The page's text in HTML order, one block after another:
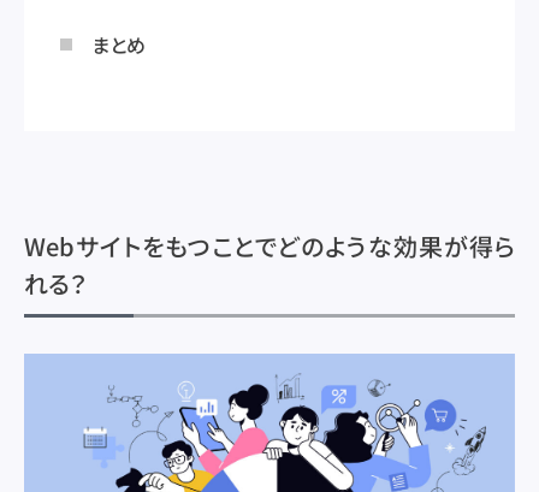
まとめ
Webサイトをもつことでどのような効果が得ら
れる？